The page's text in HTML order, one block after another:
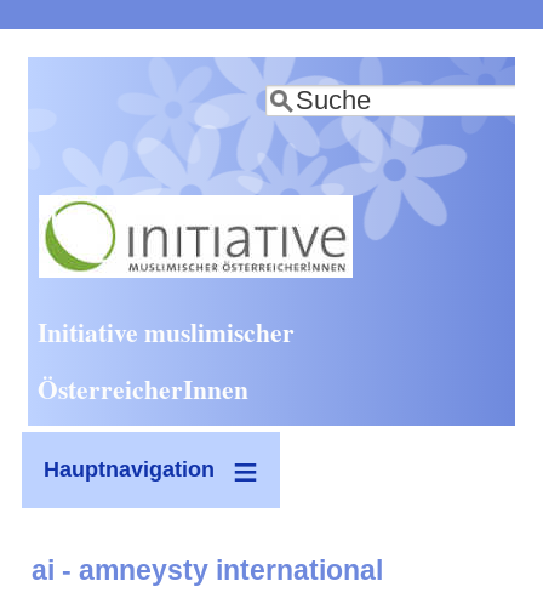
zum
Inhalt
Suche
Initiative muslimischer
ÖsterreicherInnen
Hauptnavigation
ai - amneysty international